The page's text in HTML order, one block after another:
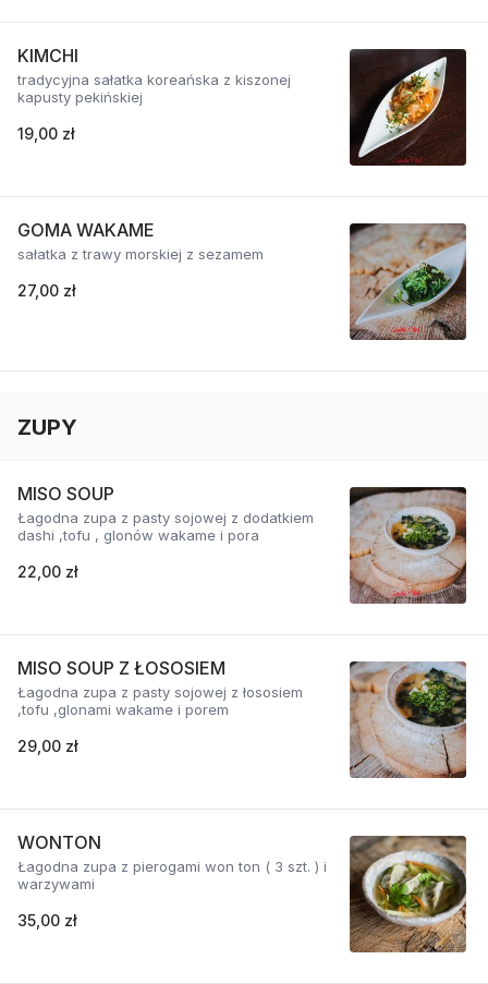
KIMCHI
tradycyjna sałatka koreańska z kiszonej
kapusty pekińskiej
19,00 zł
GOMA WAKAME
sałatka z trawy morskiej z sezamem
27,00 zł
ZUPY
MISO SOUP
Łagodna zupa z pasty sojowej z dodatkiem
dashi ,tofu , glonów wakame i pora
22,00 zł
MISO SOUP Z ŁOSOSIEM
Łagodna zupa z pasty sojowej z łososiem
,tofu ,glonami wakame i porem
29,00 zł
WONTON
Łagodna zupa z pierogami won ton ( 3 szt. ) i
warzywami
35,00 zł